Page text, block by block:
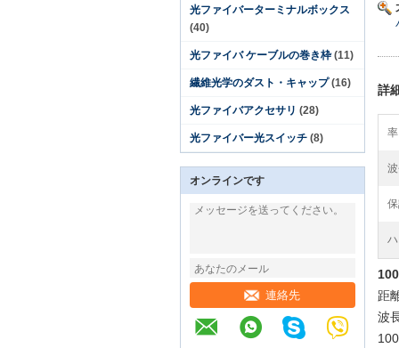
光ファイバーターミナルボックス
(40)
光ファイバ ケーブルの巻き枠 (11)
繊維光学のダスト・キャップ (16)
光ファイバアクセサリ (28)
光ファイバー光スイッチ (8)
オンラインです
連絡先
詳
距
波